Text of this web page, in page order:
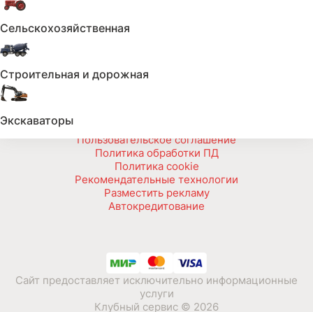
Сельскохозяйственная
Строительная и дорожная
Экскаваторы
Пользовательское соглашение
Политика обработки ПД
Политика cookie
Рекомендательные технологии
Разместить рекламу
Автокредитование
Тех. поддержка
Сайт предоставляет исключительно информационные
услуги
Клубный сервис © 2026